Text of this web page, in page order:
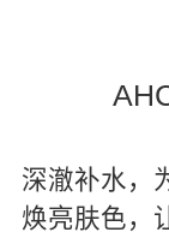
深澈补水，
焕亮肤色，